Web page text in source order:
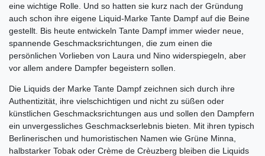
eine wichtige Rolle. Und so hatten sie kurz nach der Gründung
auch schon ihre eigene Liquid-Marke Tante Dampf auf die Beine
gestellt. Bis heute entwickeln Tante Dampf immer wieder neue,
spannende Geschmacksrichtungen, die zum einen die
persönlichen Vorlieben von Laura und Nino widerspiegeln, aber
vor allem andere Dampfer begeistern sollen.
Die Liquids der Marke Tante Dampf zeichnen sich durch ihre
Authentizität, ihre vielschichtigen und nicht zu süßen oder
künstlichen Geschmacksrichtungen aus und sollen den Dampfern
ein unvergessliches Geschmackserlebnis bieten. Mit ihren typisch
Berlinerischen und humoristischen Namen wie Grüne Minna,
halbstarker Tobak oder Crème de Crèuzberg bleiben die Liquids